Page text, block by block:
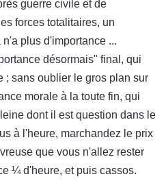
guerre civile et de
forces totalitaires, un
plus d'importance ...
désormais" final, qui
; sans oublier le gros plan sur
morale à la toute fin, qui
dont il est question dans le
à l'heure, marchandez le prix
que vous n'allez rester
¼ d'heure, et puis cassos.